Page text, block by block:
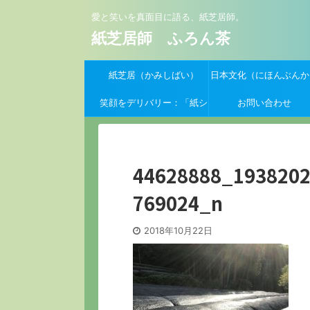
愛と笑いを真面目に語る、紙芝居師。
紙芝居師 ふろん茶
紙芝居（かみしばい） 日本文化（にほんぶん
笑顔をデリバリー：「紙シ お問い合わせ
769024_n
2018年10月22日